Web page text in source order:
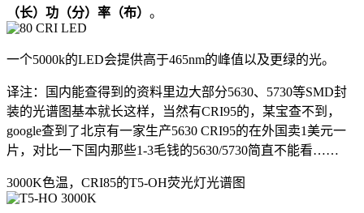
（长）功（分）率（布） 。
一个5000k的LED会提供高于465nm的峰值以及更绿的光。
译注：国内能查得到的资料里边大部分5630、5730等SMD封
装的光谱图基本就长这样，当然有CRI95的，某宝查不到，
google查到了北京有一家生产5630 CRI95的在外国卖1美元一
片，对比一下国内那些1-3毛钱的5630/5730简直不能看……
3000K色温，CRI85的T5-OH荧光灯光谱图